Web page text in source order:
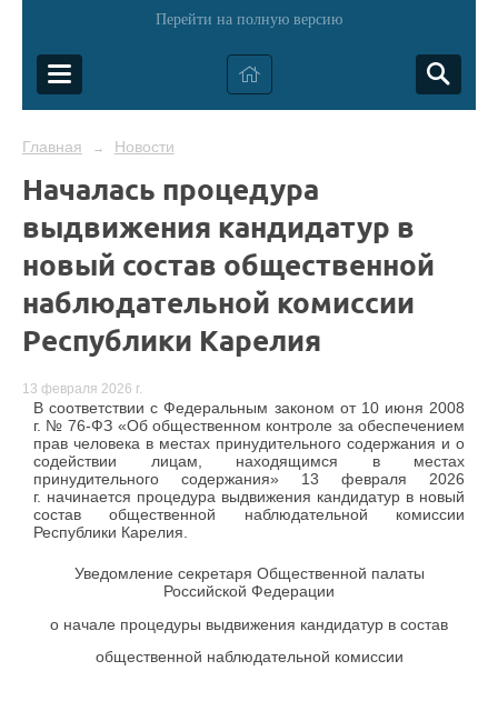
Перейти на полную версию
Главная → Новости
Началась процедура
выдвижения кандидатур в
новый состав общественной
наблюдательной комиссии
Республики Карелия
13 февраля 2026 г.
В соответствии с Федеральным законом от 10 июня 2008
г. № 76-ФЗ «Об общественном контроле за обеспечением
прав человека в местах принудительного содержания и о
содействии лицам, находящимся в местах
принудительного содержания» 13 февраля 2026
г. начинается процедура выдвижения кандидатур в новый
состав общественной наблюдательной комиссии
Республики Карелия.
Уведомление секретаря Общественной палаты
Российской Федерации
о начале процедуры выдвижения кандидатур в состав
общественной наблюдательной комиссии